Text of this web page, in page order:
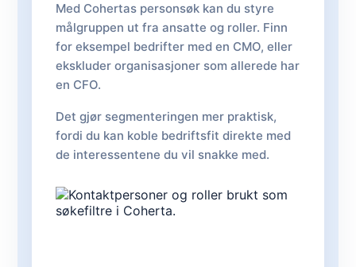
Med Cohertas personsøk kan du styre
målgruppen ut fra ansatte og roller. Finn
for eksempel bedrifter med en CMO, eller
ekskluder organisasjoner som allerede har
en CFO.
Det gjør segmenteringen mer praktisk,
fordi du kan koble bedriftsfit direkte med
de interessentene du vil snakke med.